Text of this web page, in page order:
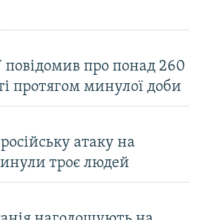
про понад 260
протягом минулої доби
атаку на
троє людей